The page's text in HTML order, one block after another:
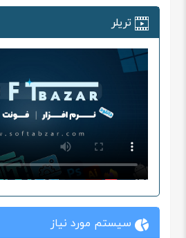
تریلر
سیستم مورد نیاز